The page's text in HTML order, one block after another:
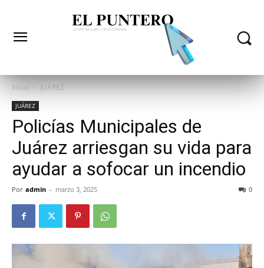
Inicio JUÁREZ
JUÁREZ
Policías Municipales de
Juárez arriesgan su vida para
ayudar a sofocar un incendio
Por admin - marzo 3, 2025 0